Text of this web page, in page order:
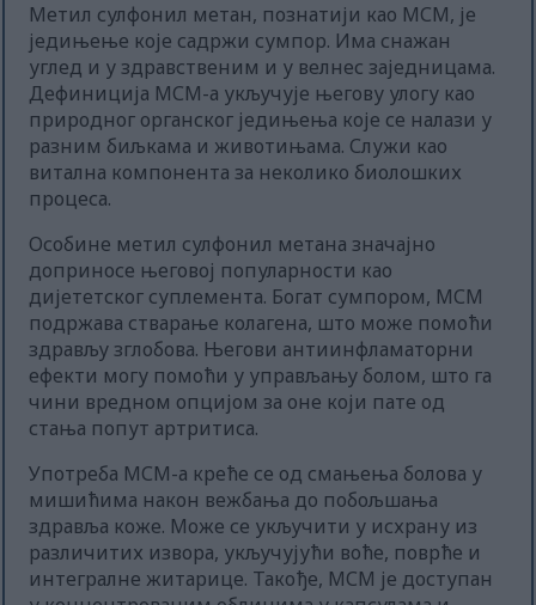
Метил сулфонил метан, познатији као МСМ, је
једињење које садржи сумпор. Има снажан
углед и у здравственим и у велнес заједницама.
Дефиниција МСМ-а укључује његову улогу као
природног органског једињења које се налази у
разним биљкама и животињама. Служи као
витална компонента за неколико биолошких
процеса.
Особине метил сулфонил метана значајно
доприносе његовој популарности као
дијететског суплемента. Богат сумпором, МСМ
подржава стварање колагена, што може помоћи
здрављу зглобова. Његови антиинфламаторни
ефекти могу помоћи у управљању болом, што га
чини вредном опцијом за оне који пате од
стања попут артритиса.
Употреба МСМ-а креће се од смањења болова у
мишићима након вежбања до побољшања
здравља коже. Може се укључити у исхрану из
различитих извора, укључујући воће, поврће и
интегралне житарице. Такође, МСМ је доступан